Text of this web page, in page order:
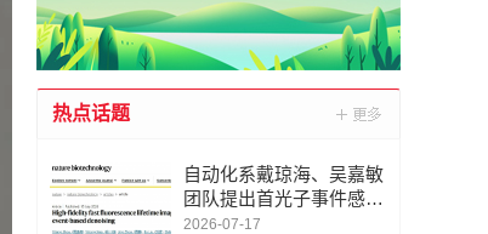
热点话题
自动化系戴琼海、吴嘉敏
团队提出首光子事件感知
的荧光寿命显微成像方法
2026-07-17